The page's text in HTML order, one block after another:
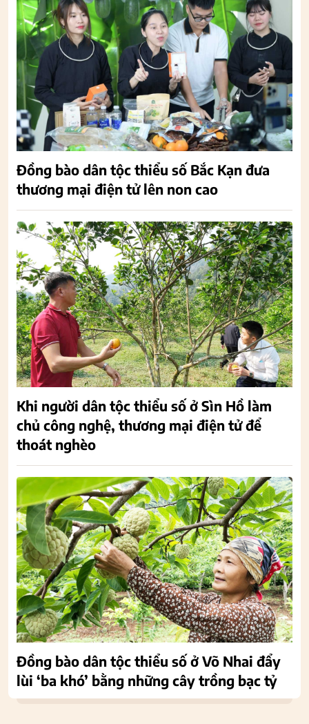
Đồng bào dân tộc thiểu số Bắc Kạn đưa
thương mại điện tử lên non cao
Khi người dân tộc thiểu số ở Sìn Hồ làm
chủ công nghệ, thương mại điện tử để
thoát nghèo
Đồng bào dân tộc thiểu số ở Võ Nhai đẩy
lùi ‘ba khó’ bằng những cây trồng bạc tỷ